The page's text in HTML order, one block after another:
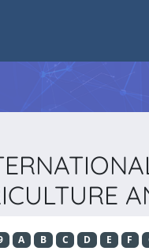
A B C D E F